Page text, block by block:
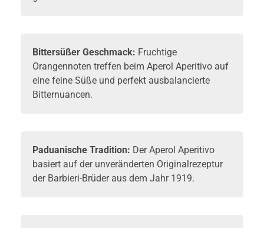
Bittersüßer Geschmack: Fruchtige
Orangennoten treffen beim Aperol Aperitivo auf
eine feine Süße und perfekt ausbalancierte
Bitternuancen.
Paduanische Tradition: Der Aperol Aperitivo
basiert auf der unveränderten Originalrezeptur
der Barbieri-Brüder aus dem Jahr 1919.